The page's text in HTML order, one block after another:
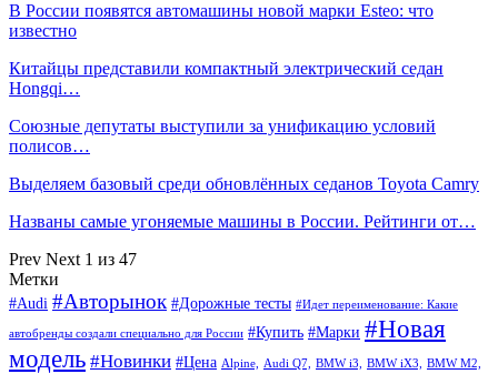
В России появятся автомашины новой марки Esteo: что
известно
Китайцы представили компактный электрический седан
Hongqi…
Союзные депутаты выступили за унификацию условий
полисов…
Выделяем базовый среди обновлённых седанов Toyota Camry
Названы самые угоняемые машины в России. Рейтинги от…
Prev Next 1 из 47
Метки
#Audi #Авторынок #Дорожные тесты #Идет переименование: Какие
автобренды создали специально для России #Купить #Марки #Новая
модель #Новинки #Цена Alpine, Audi Q7, BMW i3, BMW iX3,
BMW M2,